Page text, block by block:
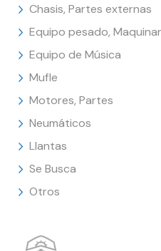
Chasis, Partes externas
Equipo pesado,
Equipo de Música
Mufle
Motores, Partes
Neumáticos
Llantas
Se Busca
Otros